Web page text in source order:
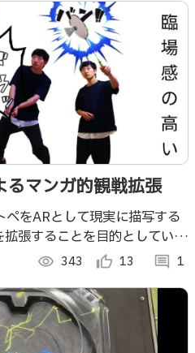
るマンガ的観戦拡張
をARとして現実に描写する
張することを目的としていま
visibility 343 thumb_up_alt 13 comment 1